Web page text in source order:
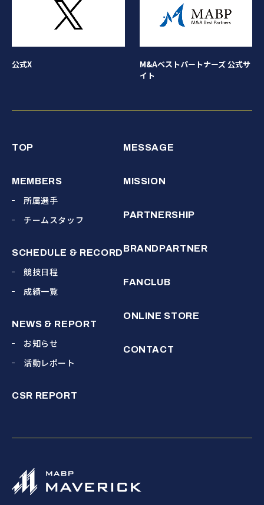
公式X
M&Aベストパートナーズ 公式サ
イト
TOP
MEMBERS
所属選手
チームスタッフ
SCHEDULE & RECORD
競技日程
成績一覧
NEWS & REPORT
お知らせ
活動レポート
CSR REPORT
MESSAGE
MISSION
PARTNERSHIP
BRANDPARTNER
FANCLUB
ONLINE STORE
CONTACT